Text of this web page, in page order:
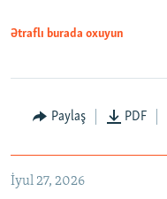
Ətraflı burada oxuyun
Paylaş PDF
İyul 27, 2026